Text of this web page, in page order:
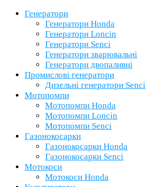
Генератори
Генератори Honda
Генератори Loncin
Генератори Senci
Генератори зварювальні
Генератори двопаливні
Промислові генератори
Дизельні генератори Senci
Мотопомпи
Мотопомпи Honda
Мотопомпи Loncin
Мотопомпи Senci
Газонокосарки
Газонокосарки Honda
Газонокосарки Senci
Мотокоси
Мотокоси Honda